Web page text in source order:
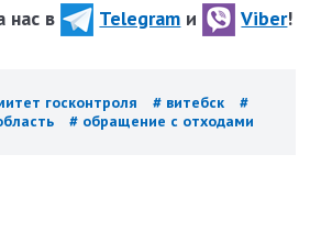
нас в Telegram и Viber!
госконтроля # витебск
#
# обращение с отходами